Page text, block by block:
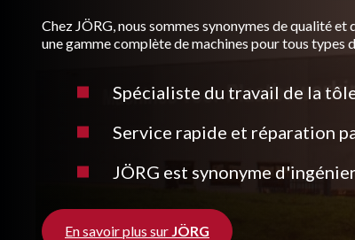
Chez JÖRG, nous sommes synonymes de qualité
une gamme complète de machines pour tous types
Spécialiste du travail de la
Service rapide et réparation
JÖRG est synonyme
En savoir plus sur JÖRG